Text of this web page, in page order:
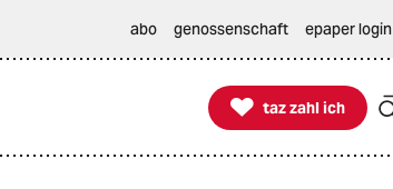
abo genossenschaft epaper login

taz zahl ich
taz zahl ich